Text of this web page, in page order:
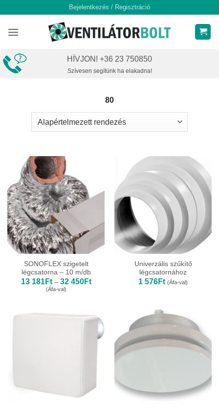
content
Bejelentkezés / Regisztráció
HÍVJON! +36 23 750850
Szívesen segítünk ha elakadna!
80
SONOFLEX szigetelt
légcsatorna – 10 m/db
13 181Ft – 32 450FtÁrtartomány:
(Áfa-val)
Univerzális szűkítő
légcsatornához
1 576Ft (Áfa-val)